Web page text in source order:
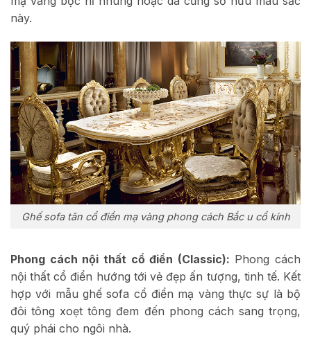
này.
Ghế sofa tân cổ điển mạ vàng phong cách Bắc u cổ kính
Phong cách nội thất cổ điển (Classic): Phong cách
nội thất cổ điển hướng tới vẻ đẹp ấn tượng, tinh tế. Kết
hợp với mẫu ghế sofa cổ điển mạ vàng thực sự là bộ
đôi tông xoẹt tông đem đến phong cách sang trọng,
quý phái cho ngôi nhà.